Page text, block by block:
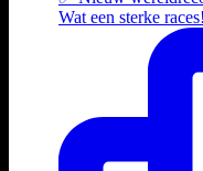
Wat een sterke